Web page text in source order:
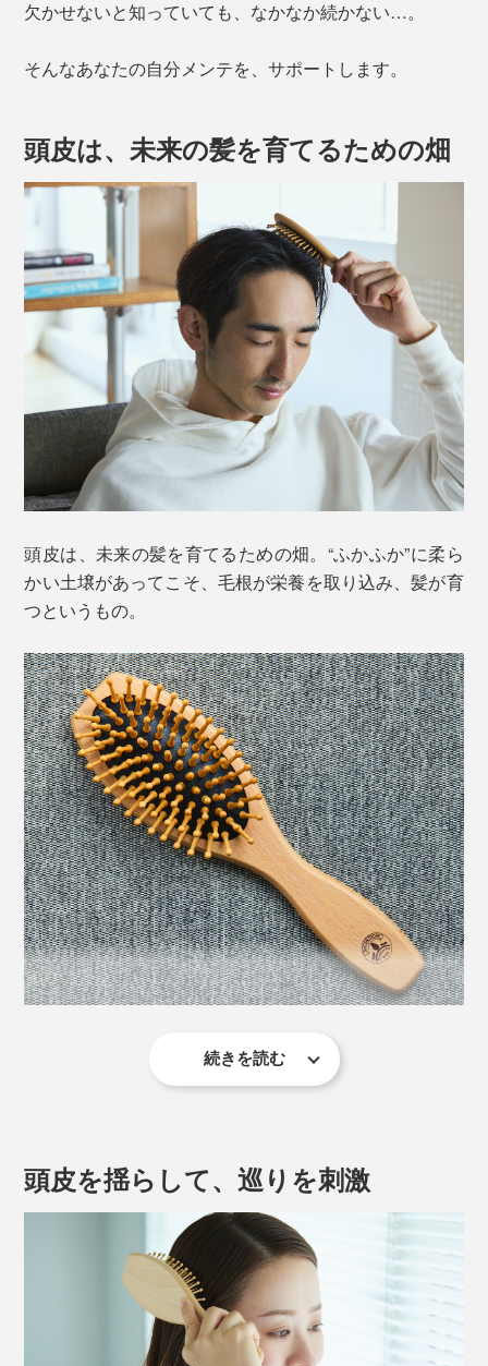
欠かせないと知っていても、なかなか続かない…。
そんなあなたの自分メンテを、サポートします。
頭皮は、未来の髪を育てるための畑
頭皮は、未来の髪を育てるための畑。“ふかふか”に柔ら
かい土壌があってこそ、毛根が栄養を取り込み、髪が育
つというもの。
『竹ピンブラシ』は、頭皮を“ふかふか”に耕すためのブ
頭皮を揺らしたり、トントンたたいたり、押し当てた
り…。なんとなく使うだけで、竹ピンのどれかが頭に点
在するツボをキャッチ。
続きを読む
頭皮を揺らして、巡りを刺激